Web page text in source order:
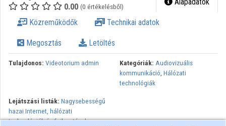
Intézmények 0.00 (0 értékelésből) Alapadatok
Közreműködők Technikai adatok
Megosztás Letöltés
Tulajdonos: Videotorium admin Kategóriák: Audiovizuális
kommunikáció, Hálózati
technológiák
Lejátszási listák: Nagysebességű
hazai Internet, hálózati
technológiák és fejlesztések